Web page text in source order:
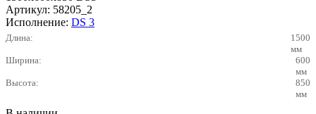
Артикул: 58205_2
Исполнение: DS 3
Длина:
1500
мм
Ширина:
600
мм
Высота:
850
мм